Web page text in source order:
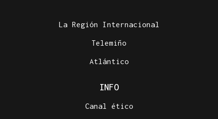
La Región Internacional
Telemiño
Atlántico
INFO
Canal ético